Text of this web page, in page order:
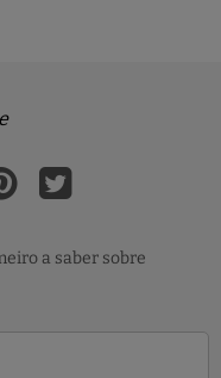
a saber sobre